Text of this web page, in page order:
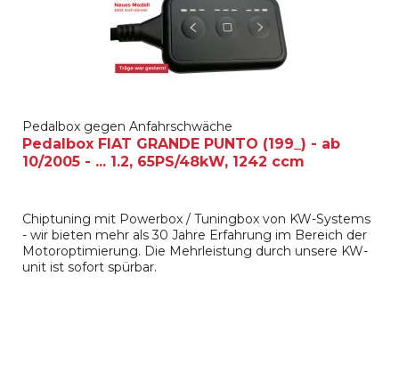
Pedalbox gegen Anfahrschwäche
Pedalbox FIAT GRANDE PUNTO (199_) - ab
10/2005 - ... 1.2, 65PS/48kW, 1242 ccm
Chiptuning mit Powerbox / Tuningbox von KW-Systems
- wir bieten mehr als 30 Jahre Erfahrung im Bereich der
Motoroptimierung. Die Mehrleistung durch unsere KW-
unit ist sofort spürbar.